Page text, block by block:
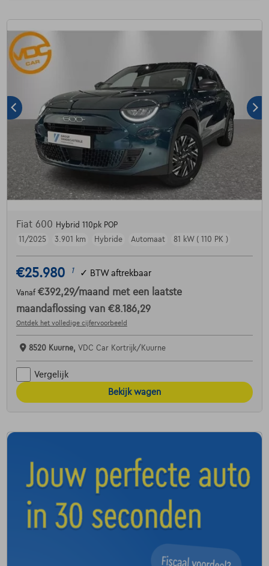
Fiat 600 Hybrid 110pk POP
11/2025
3.901 km Hybride Automaat 81 kW ( 110 PK )
€25.980 1 ✓ BTW aftrekbaar
Vanaf €392,29/maand met een laatste
maandaflossing van €8.186,29
Ontdek het volledige cijfervoorbeeld
8520 Kuurne, VDC Car Kortrijk/Kuurne
Vergelijk
Bekijk wagen